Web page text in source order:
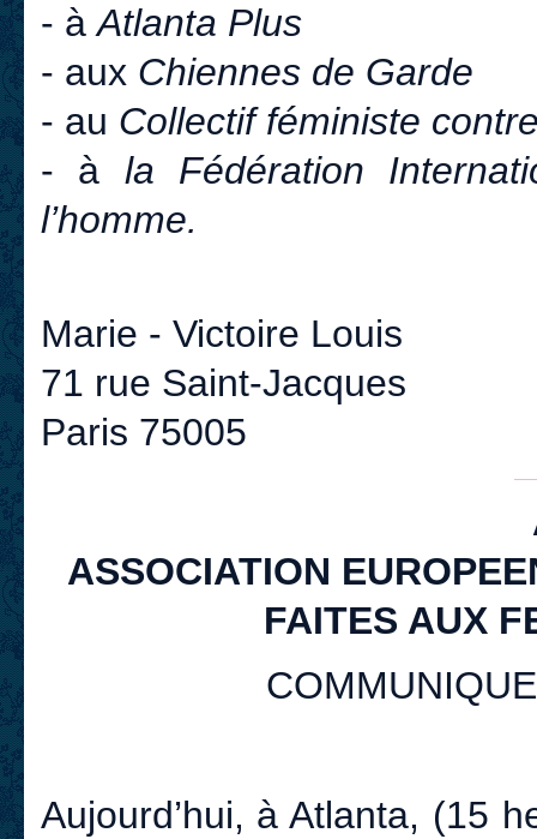
- àAtlanta Plus
- aux Chiennes de Garde
- au Collectif féministe
- à la Fédération
l’homme.
Marie - Victoire Louis
71 rue Saint-Jacques
Paris 75005
ASSOCIATION
FAITES AUX
Aujourd’hui, à Atlanta, (15